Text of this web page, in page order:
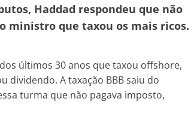
Haddad respondeu que não
ministro que taxou os mais ricos.
últimos 30 anos que taxou offshore,
dividendo. A taxação BBB saiu do
turma que não pagava imposto,